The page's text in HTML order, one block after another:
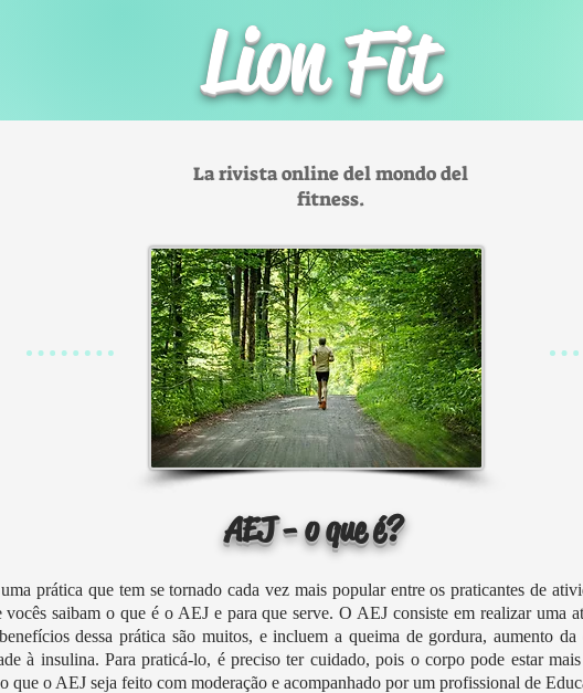
Lion Fit
La rivista online del mondo del
fitness.
AEJ - o que é?
prática que tem se tornado cada vez mais popular entre os praticantes de
vocês saibam o que é o AEJ e para que serve. O AEJ consiste em realizar uma
dessa prática são muitos, e incluem a queima de gordura, aumento da
à insulina. Para praticá-lo, é preciso ter cuidado, pois o corpo pode estar
que o AEJ seja feito com moderação e acompanhado por um profissional de